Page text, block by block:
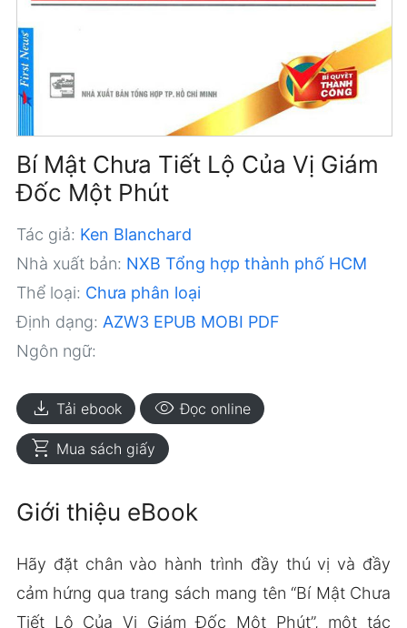
Bí Mật Chưa Tiết Lộ Của Vị Giám
Đốc Một Phút
Tác giả: Ken Blanchard
Nhà xuất bản: NXB Tổng hợp thành phố HCM
Thể loại: Chưa phân loại
Định dạng: AZW3 EPUB MOBI PDF
Ngôn ngữ:
download Tải ebook visibility Đọc online
shopping_cart Mua sách giấy
Giới thiệu eBook
Hãy đặt chân vào hành trình đầy thú vị và đầy
cảm hứng qua trang sách mang tên “Bí Mật Chưa
Tiết Lộ Của Vị Giám Đốc Một Phút”, một tác